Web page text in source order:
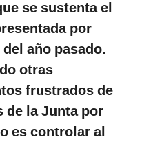
se sustenta el
por
año pasado.
otras
frustrados de
de la Junta por
es controlar al